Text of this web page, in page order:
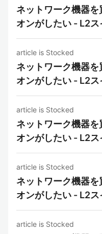
ネットワーク機器
オンがしたい - L2
article is Stocked
ネットワーク機器
オンがしたい - L2
article is Stocked
ネットワーク機器
オンがしたい - L2
article is Stocked
ネットワーク機器
オンがしたい - L2
article is Stocked